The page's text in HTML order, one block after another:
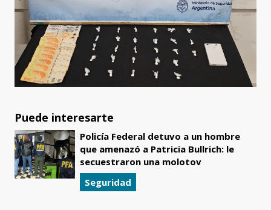
Puede interesarte
Policía Federal detuvo a un hombre
que amenazó a Patricia Bullrich: le
secuestraron una molotov
Seguridad